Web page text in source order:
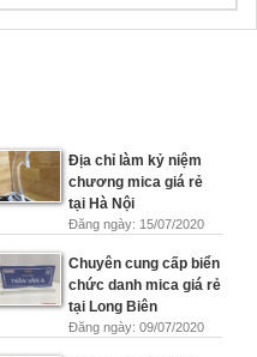
Địa chỉ làm kỷ niệm
chương mica giá rẻ
tại Hà Nội
Đăng ngày: 15/07/2020
Chuyên cung cấp biển
chức danh mica giá rẻ
tại Long Biên
Đăng ngày: 09/07/2020